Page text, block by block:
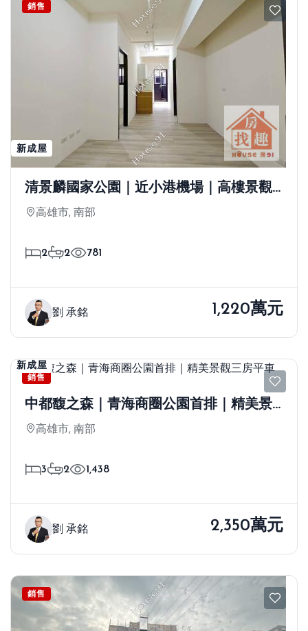
銷售
新成屋
清景麟國家公園｜近小港機場｜高樓景觀
兩房＋平車
高雄市, 南部
2 2 781
劉 承銘 1,220萬元
銷售
新成屋
中都馥之森｜青海商圈公園首排｜精美景
觀三房平車
高雄市, 南部
3 2 1,438
劉 承銘 2,350萬元
銷售